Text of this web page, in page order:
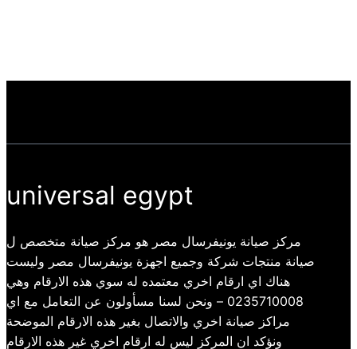
universal egypt
مركز صيانة يونيفرسال مصر هو مركز صيانة متخصص ل
صيانة منتجات شركة وجميع اجهزة يونيفرسال مصر وليست
هناك اي ارقام اخري معتمده له سوي هذه الارقام وهي
0235710008 – ونحن لسنا مسأولون عن التعامل مع اي
مراكز صيانة اخري والاتصال بغير هذه الارقام الموضحة
ونؤكد ان المركز ليس له ارقام اخري غير هذه الارقام